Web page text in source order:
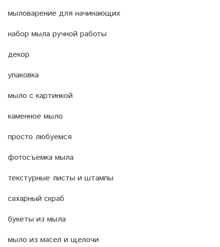
мыловарение для начинающих
набор мыла ручной работы
декор
упаковка
мыло с картинкой
каменное мыло
просто любуемся
фотосъемка мыла
текстурные листы и штампы
сахарный скраб
букеты из мыла
мыло из масел и щелочи